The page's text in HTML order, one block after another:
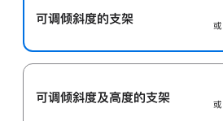
可调倾斜度的支架
可调倾斜度及高‍度的支‍架